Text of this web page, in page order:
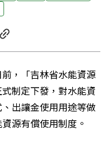
，「吉林省水能資源
制定下發，對水能資
出讓金使用用途等做
源有償使用制度。